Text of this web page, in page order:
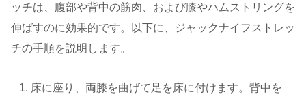
ッチは、腹部や背中の筋肉、および膝やハムストリングを
伸ばすのに効果的です。以下に、ジャックナイフストレッ
チの手順を説明します。
床に座り、両膝を曲げて足を床に付けます。背中を